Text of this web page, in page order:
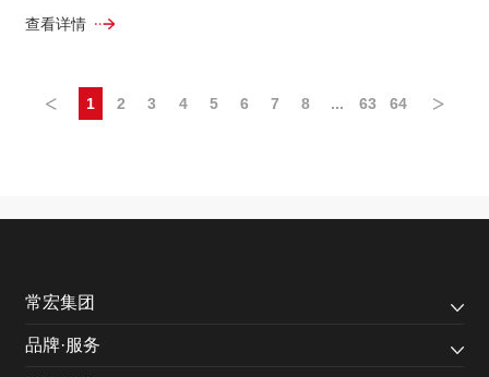
查看详情
< 1 2 3 4 5 6 7 8 ... 63 64 >
常宏集团
品牌·服务